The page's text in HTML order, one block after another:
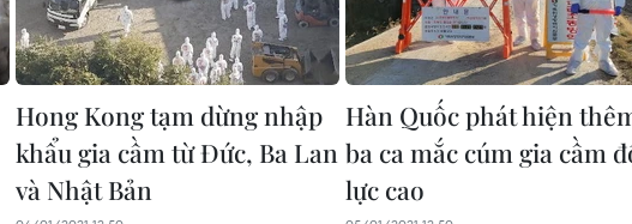
Hong Kong tạm dừng nhập
khẩu gia cầm từ Đức, Ba Lan
và Nhật Bản
Hàn Quốc phát hiện
ba ca mắc cúm gia cầm
lực cao